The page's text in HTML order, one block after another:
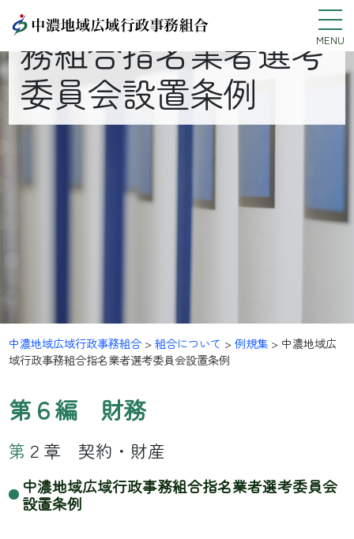
MENU
中濃地域広域行政事
務組合指名業者選考
委員会設置条例
中濃地域広域行政事務組合>組合について >例規集> 中濃地域広
域行政事務組合指名業者選考委員会設置条例
第６編 財務
第２章 契約・財産
中濃地域広域行政事務組合指名業者選考委員会
設置条例